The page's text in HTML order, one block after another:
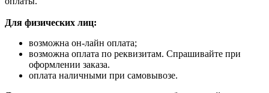
Для физических лиц:
возможна он-лайн оплата;
возможна оплата по реквизитам. Спрашивайте при
оформлении заказа.
оплата наличными при самовывозе.